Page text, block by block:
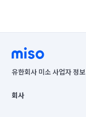
유한회사 미소 사업자 정보
00019 |
회사